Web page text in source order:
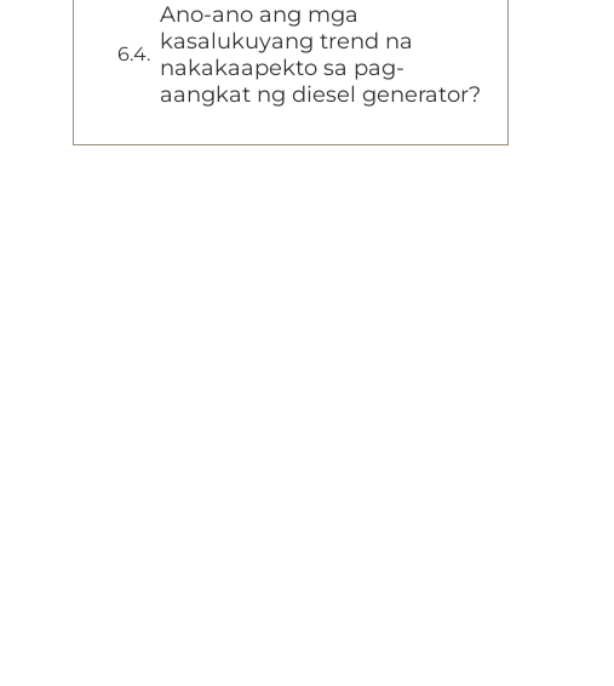
Ano-ano ang mga
kasalukuyang trend na
nakakaapekto sa pag-
aangkat ng diesel generator?